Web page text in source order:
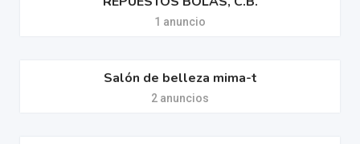
1 anuncio
Salón de belleza mima-t
2 anuncios